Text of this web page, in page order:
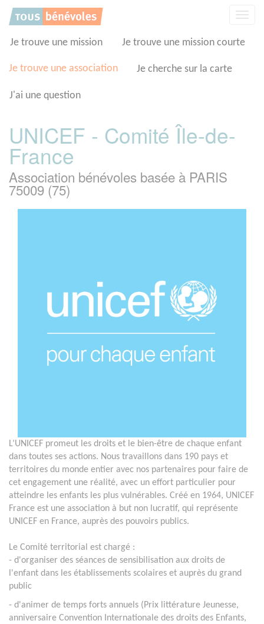
Je trouve une mission Je trouve une mission courte
Je trouve une association Je cherche sur la carte
J'ai une question
UNICEF - Comité Île-de-
France
Association bénévoles basée à PARIS
75009 (75)
L’UNICEF promeut les droits et le bien-être de chaque enfant
dans toutes ses actions. Nous travaillons dans 190 pays et
territoires du monde entier avec nos partenaires pour faire de
cet engagement une réalité, avec un effort particulier pour
atteindre les enfants les plus vulnérables. Créé en 1964, UNICEF
France est une association à but non lucratif, qui représente
UNICEF en France, auprès des pouvoirs publics.
Le Comité territorial est chargé :
- d'organiser des séances de sensibilisation aux droits de
l'enfant dans les établissements scolaires et auprès du grand
public
- d'animer de temps forts annuels (Prix littérature Jeunesse,
anniversaire Convention Internationale des droits des Enfants,
Panneau de gestion des cookies